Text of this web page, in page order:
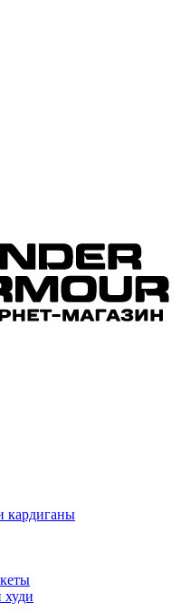
кардиганы
худи